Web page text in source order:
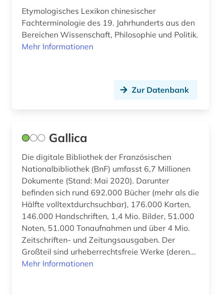
open access (3)
pflanzen (1)
philologie (2)
philosoph (1)
philosophie (168)
philosophiegeschichte (1)
philosophieunterricht (1)
Etymologisches Lexikon chinesischer
Fachterminologie des 19. Jahrhunderts aus den
Bereichen Wissenschaft, Philosophie und Politik.
Mehr Informationen
Zur Datenbank
Gallica
Die digitale Bibliothek der Französischen
Nationalbibliothek (BnF) umfasst 6,7 Millionen
Dokumente (Stand: Mai 2020). Darunter
befinden sich rund 692.000 Bücher (mehr als die
Hälfte volltextdurchsuchbar), 176.000 Karten,
146.000 Handschriften, 1,4 Mio. Bilder, 51.000
Noten, 51.000 Tonaufnahmen und über 4 Mio.
Zeitschriften- und Zeitungsausgaben. Der
Großteil sind urheberrechtsfreie Werke (deren...
Mehr Informationen